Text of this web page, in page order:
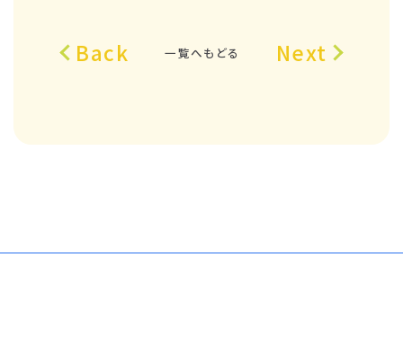
Back 一覧へもどる Next